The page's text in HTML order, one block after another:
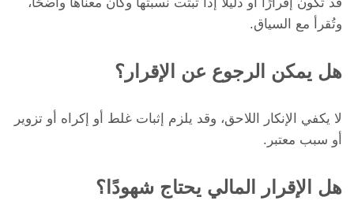
وتُقرأ مع السياق.
هل يمكن الرجوع عن الإقرار؟
لا يكفي الإنكار اللاحق، وقد يلزم إثبات غلط أو إكراه أو تزوير
أو سبب معتبر.
هل الإقرار المالي يحتاج شهودًا؟